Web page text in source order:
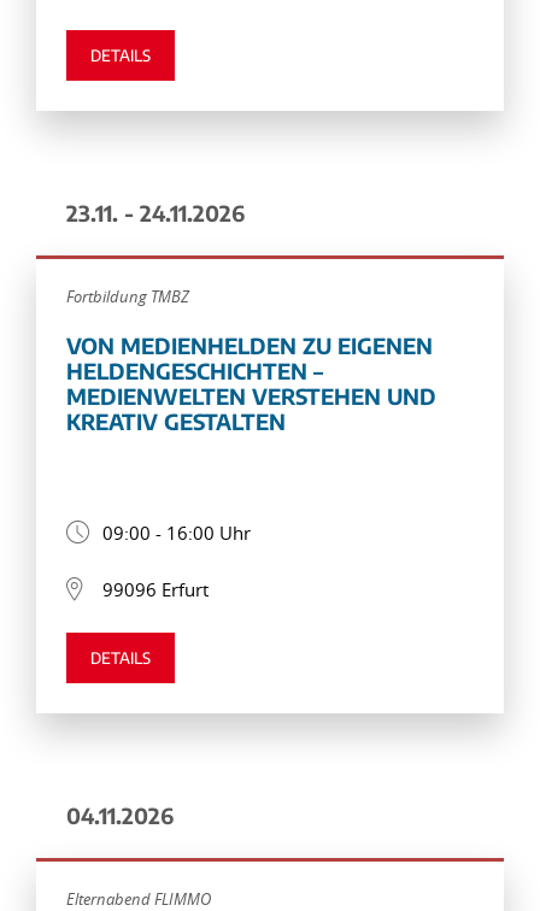
DETAILS
23.11. - 24.11.2026
Fortbildung TMBZ
VON MEDIENHELDEN ZU EIGENEN
HELDENGESCHICHTEN –
MEDIENWELTEN VERSTEHEN UND
KREATIV GESTALTEN
09:00 - 16:00 Uhr
99096 Erfurt
DETAILS
04.11.2026
Elternabend FLIMMO